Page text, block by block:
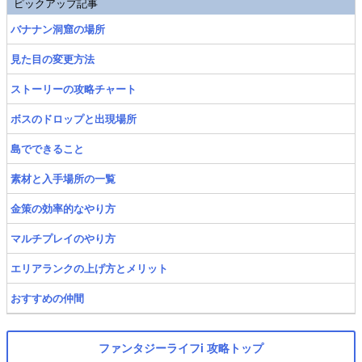
バナナン洞窟の場所
見た目の変更方法
ストーリーの攻略チャート
ボスのドロップと出現場所
島でできること
素材と入手場所の一覧
金策の効率的なやり方
マルチプレイのやり方
エリアランクの上げ方とメリット
おすすめの仲間
ファンタジーライフi 攻略トップ